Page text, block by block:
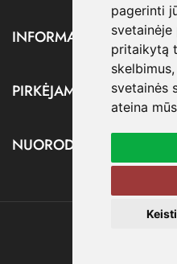
pagerinti
pritaikytą
svetainės
ateina
INFORMACIJA
PIRKĖJAMS
NUORODOS